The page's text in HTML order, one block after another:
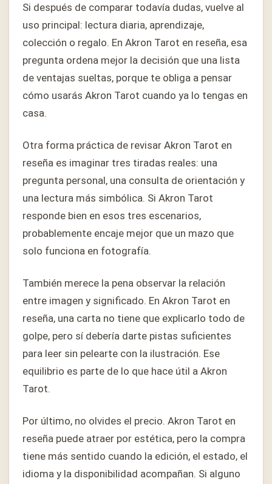
Si después de comparar todavía dudas, vuelve al
uso principal: lectura diaria, aprendizaje,
colección o regalo. En Akron Tarot en reseña, esa
pregunta ordena mejor la decisión que una lista
de ventajas sueltas, porque te obliga a pensar
cómo usarás Akron Tarot cuando ya lo tengas en
casa.
Otra forma práctica de revisar Akron Tarot en
reseña es imaginar tres tiradas reales: una
pregunta personal, una consulta de orientación y
una lectura más simbólica. Si Akron Tarot
responde bien en esos tres escenarios,
probablemente encaje mejor que un mazo que
solo funciona en fotografía.
También merece la pena observar la relación
entre imagen y significado. En Akron Tarot en
reseña, una carta no tiene que explicarlo todo de
golpe, pero sí debería darte pistas suficientes
para leer sin pelearte con la ilustración. Ese
equilibrio es parte de lo que hace útil a Akron
Tarot.
Por último, no olvides el precio. Akron Tarot en
reseña puede atraer por estética, pero la compra
tiene más sentido cuando la edición, el estado, el
idioma y la disponibilidad acompañan. Si alguno